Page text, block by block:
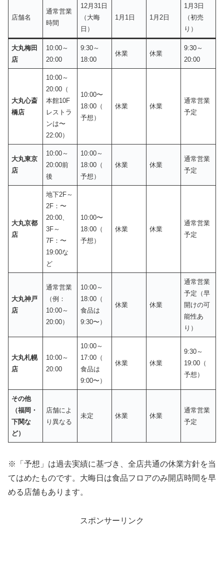
店舗名
通常営業
時間
12月31日
（大晦
日）
1月1日 1月2日
1月3日
（初売
り）
大丸梅田
店
10:00～
20:00
9:30～
18:00
休業 休業
9:30～
20:00
大丸心斎
橋店
10:00～
20:00（
本館10F
レストラ
ンは〜
22:00）
10:00〜
18:00（
予想）
休業 休業
通常営業
予定
大丸東京
店
10:00～
20:00前
後
10:00～
18:00（
予想）
休業 休業
通常営業
予定
大丸京都
店
地下2F～
2F：〜
20:00、
3F～
7F：〜
19:00な
ど
10:00〜
18:00（
予想）
休業 休業
通常営業
予定
大丸神戸
店
通常営業
（例：
10:00～
20:00）
10:00～
18:00（
食品は
9:30〜）
休業 休業
通常営業
予定（早
開けの可
能性あ
り）
大丸札幌
店
10:00～
20:00
10:00～
17:00（
食品は
9:00〜）
休業 休業
9:30～
19:00（
予想）
その他
（福岡・
下関な
ど）
店舗によ
り異なる
未定 休業 休業
通常営業
予定
※「予想」は過去実績に基づき、全店共通の休業方針を当
てはめたものです。大晦日は食品フロアのみ開店時間を早
める店舗もあります。
スポンサーリンク